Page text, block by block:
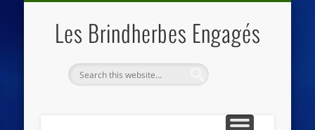
Les Brindherbes Engagés